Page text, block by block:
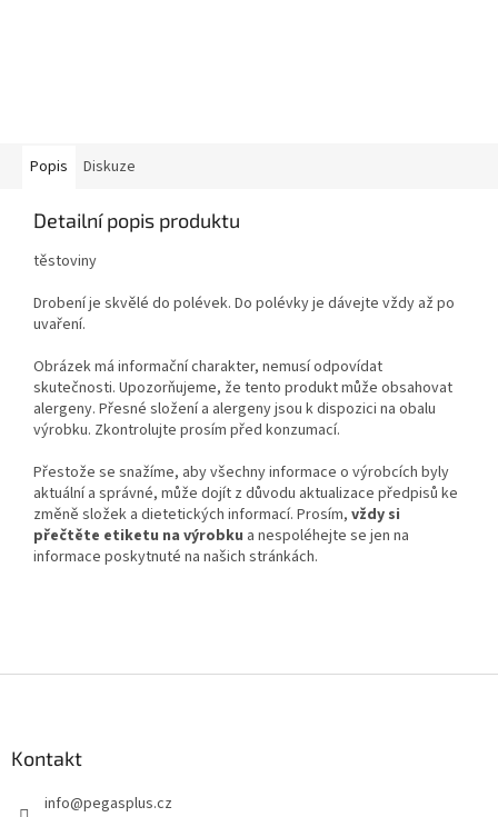
Popis Diskuze
Detailní popis produktu
těstoviny
Drobení je skvělé do polévek. Do polévky je dávejte vždy až po
uvaření.
Obrázek má informační charakter, nemusí odpovídat
skutečnosti. Upozorňujeme, že tento produkt může obsahovat
alergeny. Přesné složení a alergeny jsou k dispozici na obalu
výrobku. Zkontrolujte prosím před konzumací.
Přestože se snažíme, aby všechny informace o výrobcích byly
aktuální a správné, může dojít z důvodu aktualizace předpisů ke
změně složek a dietetických informací. Prosím, vždy si
přečtěte etiketu na výrobku a nespoléhejte se jen na
informace poskytnuté na našich stránkách.
Kontakt
info@pegasplus.cz